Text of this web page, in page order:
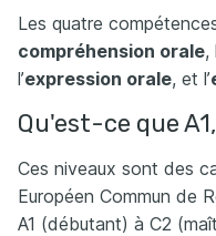
Les quatre
compréhension orale,
l’expression orale, et l’
Qu'est-ce que A1,
Ces niveaux sont des
Européen Commun de
A1 (débutant) à C2